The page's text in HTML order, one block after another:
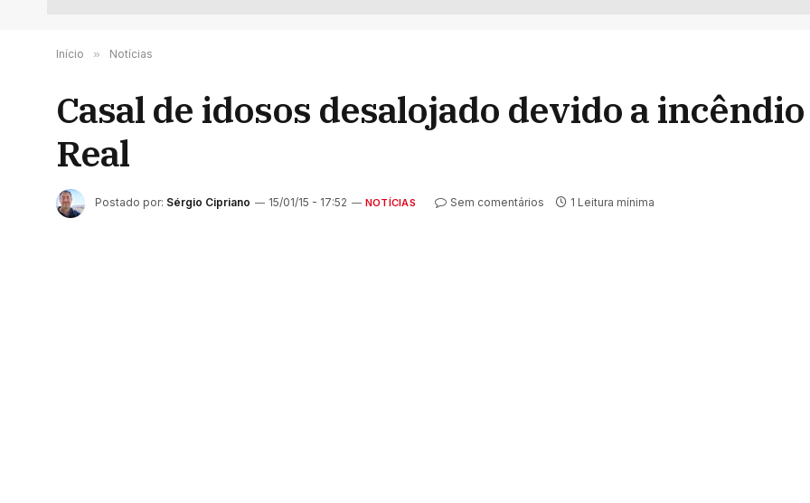
Início » Notícias
Casal de idosos desalojado devido a
Real
Postado por: Sérgio Cipriano 15/01/15 - 17:52 NOTÍCIAS Sem comentários 1 Leitura mínima